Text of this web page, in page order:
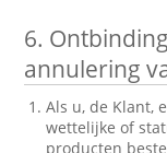
6.
annulering
Als u, de Klant,
wettelijke of
producten